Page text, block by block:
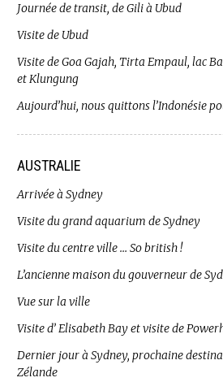
Journée de transit, de Gili à Ubud
Visite de Ubud
Visite de Goa Gajah, Tirta Empaul, lac
et Klungung
Aujourd’hui, nous quittons l’Indonésie
AUSTRALIE
Arrivée à Sydney
Visite du grand aquarium de Sydney
Visite du centre ville … So british !
L’ancienne maison du gouverneur de
Vue sur la ville
Visite d’ Elisabeth Bay et visite de
Dernier jour à Sydney, prochaine
Zélande